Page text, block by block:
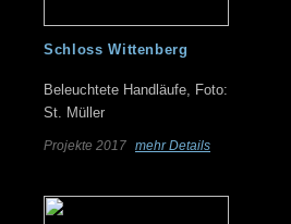
Schloss Wittenberg
Beleuchtete Handläufe, Foto:
St. Müller
Projekte 2017 mehr Details